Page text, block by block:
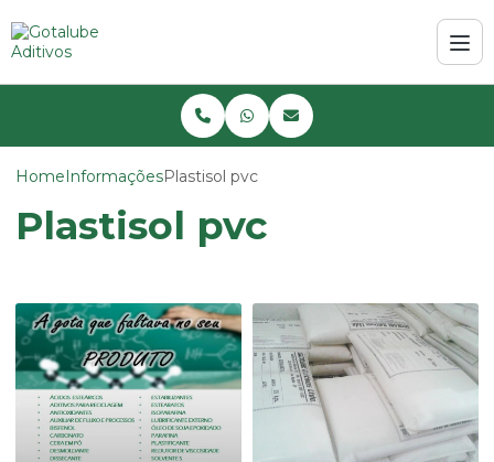
HomeInformaçõesPlastisol pvc
Plastisol pvc